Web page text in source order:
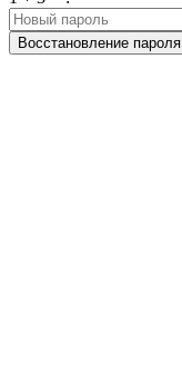
Восстановление пароля